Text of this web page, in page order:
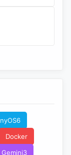
Docker
Gemini3